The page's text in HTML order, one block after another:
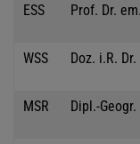
ESS Prof. Dr.
WSS Doz. i.R.
MSR Dipl.-